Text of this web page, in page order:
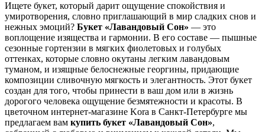
Ищете букет, который дарит ощущение спокойствия и
умиротворения, словно приглашающий в мир сладких снов и
нежных эмоций? Букет «Лавандовый Сон» — это
воплощение изящества и гармонии. В его составе — пышные
сезонные гортензии в мягких фиолетовых и голубых
оттенках, которые словно окутаны легким лавандовым
туманом, и изящные белоснежные георгины, придающие
композиции сливочную мягкость и элегантность. Этот букет
создан для того, чтобы принести в ваш дом или в жизнь
дорогого человека ощущение безмятежности и красоты. В
цветочном интернет-магазине Kora в Санкт-Петербурге мы
предлагаем вам купить букет «Лавандовый Сон»,